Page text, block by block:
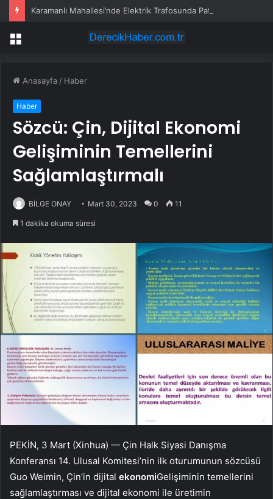
Menü
Anasayfa / Haber
Haber
Sözcü: Çin, Dijital Ekonomi
Gelişiminin Temellerini
Sağlamlaştırmalı
BİLGE ONAY Mart 30, 2023 0 11
1 dakika okuma süresi
PEKİN, 3 Mart (Xinhua) — Çin Halk Siyasi Danışma
Konferansı 14. Ulusal Komitesi’nin ilk oturumunun sözcüsü
Guo Weimin, Çin’in dijital ekonomiGelişiminin temellerini
sağlamlaştırması ve dijital ekonomi ile üretimin